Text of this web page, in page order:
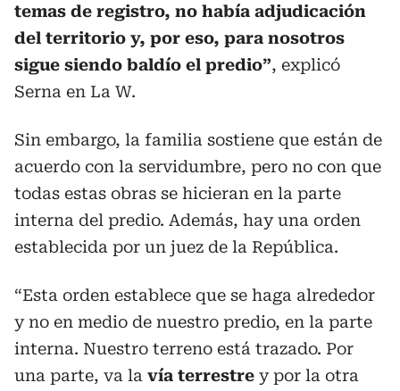
temas de registro, no había adjudicación
del territorio y, por eso, para nosotros
sigue siendo baldío el predio”, explicó
Serna en La W.
Sin embargo, la familia sostiene que están de
acuerdo con la servidumbre, pero no con que
todas estas obras se hicieran en la parte
interna del predio. Además, hay una orden
establecida por un juez de la República.
“Esta orden establece que se haga alrededor
y no en medio de nuestro predio, en la parte
interna. Nuestro terreno está trazado. Por
una parte, va la vía terrestre y por la otra